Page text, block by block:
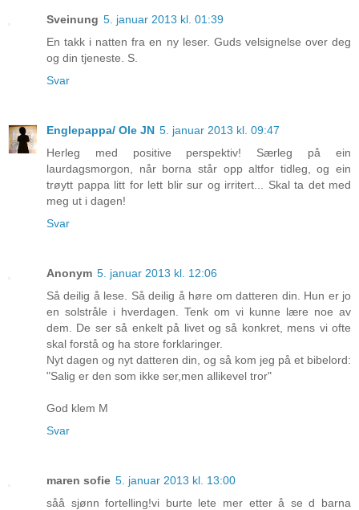
Sveinung 5. januar 2013 kl. 01:39
En takk i natten fra en ny leser. Guds velsignelse over deg
og din tjeneste. S.
Svar
Englepappa/ Ole JN 5. januar 2013 kl. 09:47
Herleg med positive perspektiv! Særleg på ein
laurdagsmorgon, når borna står opp altfor tidleg, og ein
trøytt pappa litt for lett blir sur og irritert... Skal ta det med
meg ut i dagen!
Svar
Anonym 5. januar 2013 kl. 12:06
Så deilig å lese. Så deilig å høre om datteren din. Hun er jo
en solstråle i hverdagen. Tenk om vi kunne lære noe av
dem. De ser så enkelt på livet og så konkret, mens vi ofte
skal forstå og ha store forklaringer.
Nyt dagen og nyt datteren din, og så kom jeg på et bibelord:
"Salig er den som ikke ser,men allikevel tror"
God klem M
Svar
maren sofie 5. januar 2013 kl. 13:00
såå sjønn fortelling!vi burte lete mer etter å se d barna